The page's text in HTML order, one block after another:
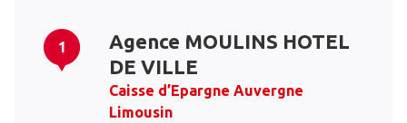
1
Agence MOULINS HOTEL
DE VILLE
Caisse d’Epargne Auvergne
Limousin